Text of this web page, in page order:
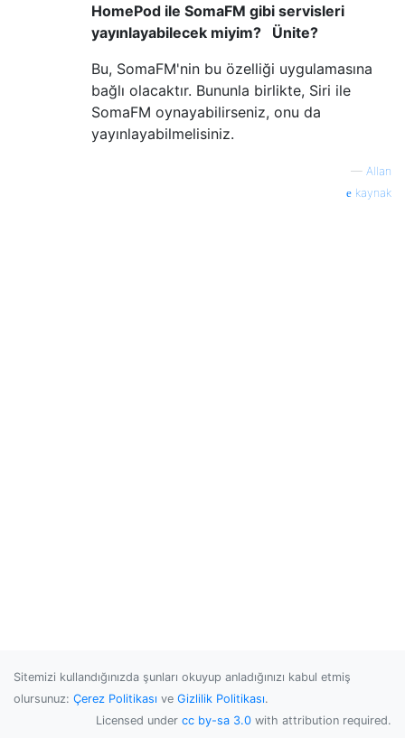
HomePod ile SomaFM gibi servisleri
yayınlayabilecek miyim? Ünite?
Bu, SomaFM'nin bu özelliği uygulamasına
bağlı olacaktır. Bununla birlikte, Siri ile
SomaFM oynayabilirseniz, onu da
yayınlayabilmelisiniz.
— Allan
kaynak
Sitemizi kullandığınızda şunları okuyup anladığınızı kabul etmiş
olursunuz: Çerez Politikası ve Gizlilik Politikası.
Licensed under cc by-sa 3.0 with attribution required.